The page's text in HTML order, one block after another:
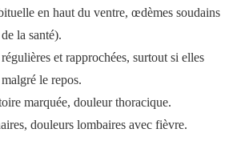
en haut du ventre, œdèmes soudains
la santé).
régulières et rapprochées, surtout si elles
le repos.
marquée, douleur thoracique.
douleurs lombaires avec fièvre.